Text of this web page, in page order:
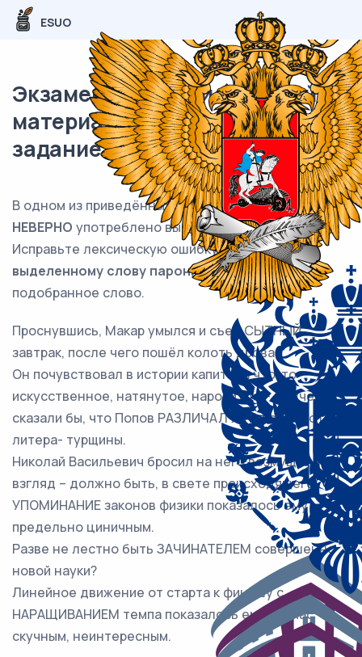
ESUO
Экзаменационный (типовой)
материал ЕГЭ / Русский / 05
задание (24) / 84
В одном из приведённых ниже предложений
НЕВЕРНО употреблено выделенное слово.
Исправьте лексическую ошибку,подобрав к
выделенному слову пароним. Запишите
подобранное слово.
Проснувшись, Макар умылся и съел СЫТНЫЙ
завтрак, после чего пошёл колоть дрова.
Он почувствовал в истории капитана что-то
искусственное, натянутое, нарочитое – нынче
сказали бы, что Попов РАЗЛИЧАЛ литературу от
литера- турщины.
Николай Васильевич бросил на него возмущённый
взгляд – должно быть, в свете происходящего
УПОМИНАНИЕ законов физики показалось ему
предельно циничным.
Разве не лестно быть ЗАЧИНАТЕЛЕМ совершенно
новой науки?
Линейное движение от старта к финишу с
НАРАЩИВАНИЕМ темпа показалось ему сейчас
скучным, неинтересным.